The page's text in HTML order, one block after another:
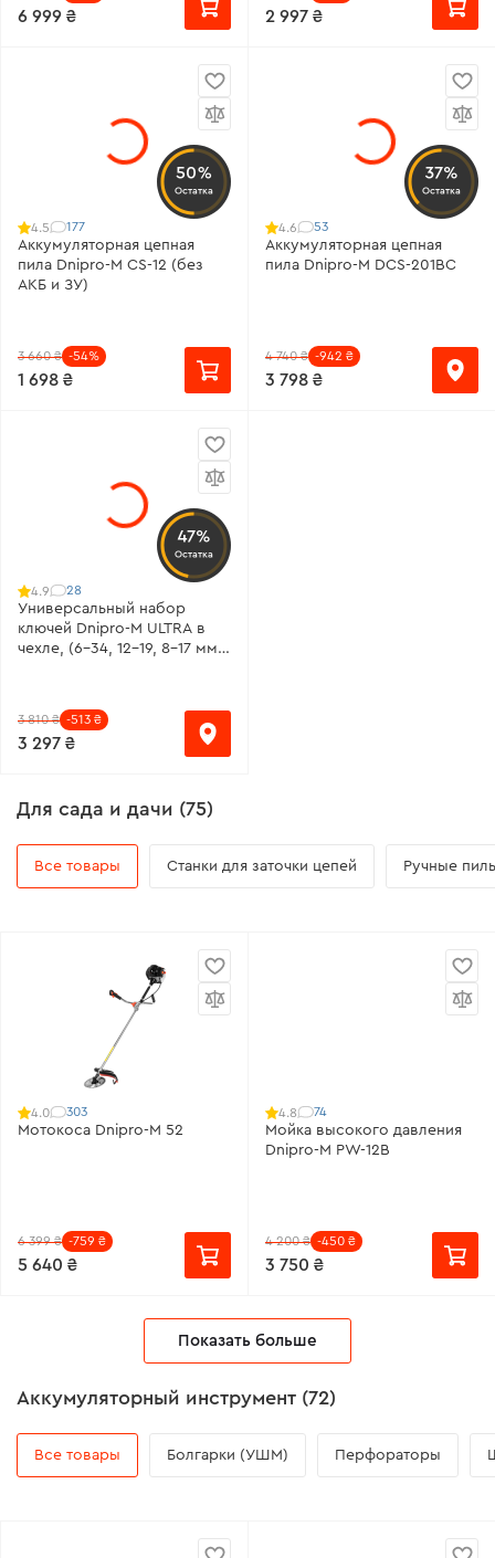
6 999 ₴ 2 997 ₴
50%
Остатка
4.5 177
Аккумуляторная цепная
пила Dnipro-M CS-12 (без
АКБ и ЗУ)
3 660 ₴ -54%
1 698 ₴
37%
Остатка
4.6 53
Аккумуляторная цепная
пила Dnipro-M DCS-201BC
4 740 ₴ -942 ₴
3 798 ₴
47%
Остатка
4.9 28
Универсальный набор
ключей Dnipro-M ULTRA в
чехле, (6-34, 12-19, 8-17 мм)
3 810 ₴ -513 ₴
3 297 ₴
Для сада и дачи (75)
Все товары Станки для заточки цепей Ручные
4.0 303
Мотокоса Dnipro-M 52
6 399 ₴ -759 ₴
5 640 ₴
4.8 74
Мойка высокого давления
Dnipro-M PW-12B
4 200 ₴ -450 ₴
3 750 ₴
Показать больше
Аккумуляторный инструмент (72)
Все товары Болгарки (УШМ) Перфораторы